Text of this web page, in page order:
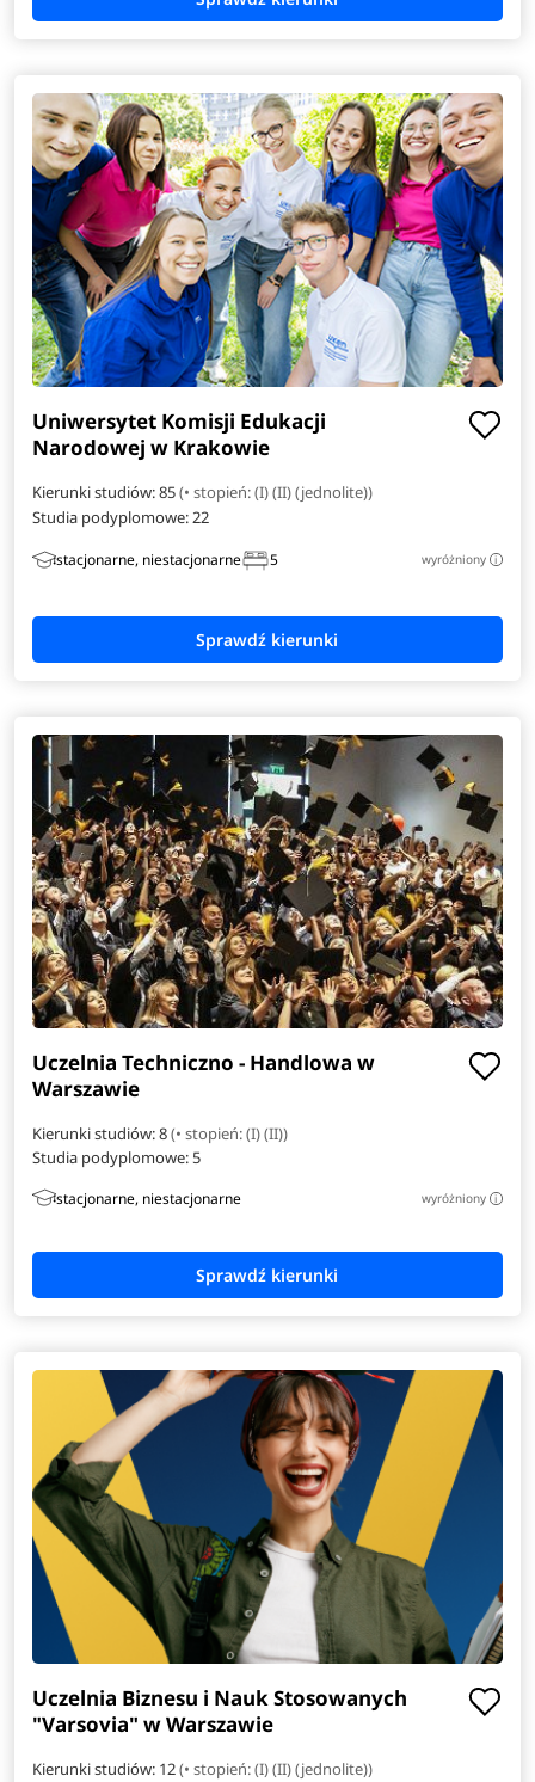
Inżynieria zarządzania
Japonistyka
Komunikacja i psychologia w biznesie
Kryminologia
Logistyka i administrowanie w mediach
Mechatronika
Pedagogika przedszkolna i wczesnoszkolna
Telekomunikacja
Weterynaria
Wzornictwo
Zarządzanie i prawo w biznesie
Uniwersytet Komisji Edukacji
Narodowej w Krakowie
Kierunki studiów: 85(• stopień: (I) (II) (jednolite))
Studia podyplomowe: 22
stacjonarne, niestacjonarne 5 wyróżniony i
Uczelnia Techniczno - Handlowa w
Warszawie
Kierunki studiów: 8(• stopień: (I) (II))
Studia podyplomowe:5
stacjonarne, niestacjonarne wyróżniony i
Uczelnia Biznesu i Nauk Stosowanych
"Varsovia" w Warszawie
Kierunki studiów: 12(• stopień: (I) (II) (jednolite))